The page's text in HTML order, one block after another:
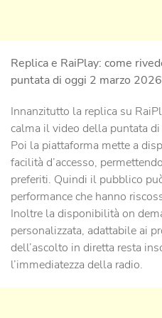
Replica e RaiPlay: come
puntata di oggi 2 marzo
Innanzitutto la replica su
calma il video della puntata
Poi la piattaforma mette a
facilità d’accesso,
preferiti. Quindi il pubblico
performance che hanno
Inoltre la disponibilità on
personalizzata, adattabile ai
dell’ascolto in diretta resta
l’immediatezza della radio.